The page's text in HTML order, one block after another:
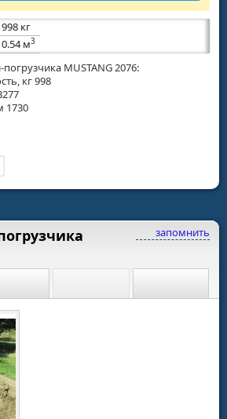
998 кг
0.54 м3
MUSTANG 2076:
кг 998
1730
запомнить